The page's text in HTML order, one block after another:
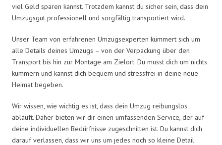
viel Geld sparen kannst. Trotzdem kannst du sicher sein, dass dein
Umzugsgut professionell und sorgfältig transportiert wird.
Unser Team von erfahrenen Umzugsexperten kümmert sich um
alle Details deines Umzugs – von der Verpackung über den
Transport bis hin zur Montage am Zielort. Du musst dich um nichts
kümmern und kannst dich bequem und stressfrei in deine neue
Heimat begeben.
Wir wissen, wie wichtig es ist, dass dein Umzug reibungslos
abläuft. Daher bieten wir dir einen umfassenden Service, der auf
deine individuellen Bedürfnisse zugeschnitten ist. Du kannst dich
darauf verlassen, dass wir uns um jedes noch so kleine Detail